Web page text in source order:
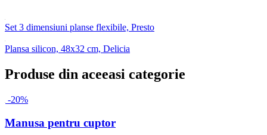
Set 3 dimensiuni planse flexibile, Presto
Plansa silicon, 48x32 cm, Delicia
Produse din aceeasi categorie
-20%
Manusa pentru cuptor